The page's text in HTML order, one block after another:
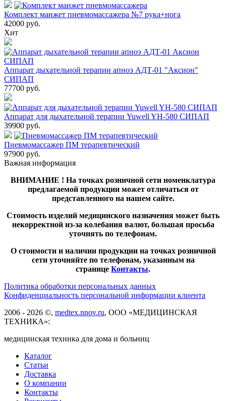
Комплект манжет пневмомассажера №7 рука+нога
42000 руб.
Хит
Аппарат дыхательной терапии апноэ АДТ-01 "Аксион"
СИПАП
77700 руб.
Аппарат для дыхательной терапии Yuwell YH-580 СИПАП
39900 руб.
Пневмомассажер ПМ терапевтический
97900 руб.
Важная информация
ВНИМАНИЕ ! На точках розничной сети номенклатура
предлагаемой продукции может отличаться от
представленного на нашем сайте.
Стоимость изделий медицинского назначения может быть
некорректной из-за колебания валют, большая просьба
уточнять по телефонам.
О стоимости и наличии продукции на точках розничной
сети уточняйте по телефонам, указанным на
странице Контакты.
Политика обработки персональных данных
Конфиденциальность персональной информации клиента
2006 - 2026 ©, medtex.nnov.ru, ООО «МЕДИЦИНСКАЯ
ТЕХНИКА»:
медицинская техника для дома и больниц
Каталог
Статьи
Доставка
О компании
Контакты